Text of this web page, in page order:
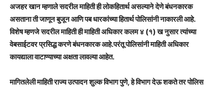
अजहर खान म्हणाले सदरील माहिती ही लोकहितार्थ असल्याने देणे बंधनकारक
असताना ती जाणून बुजून आणि पब धारकांच्या हितार्थ पोलिसांनी नाकारली आहे.
विशेष म्हणजे सदरील माहिती ही माहिती अधिकार कलम ४ (१) ख नुसार त्यांच्या
वेबसाईटवर प्रसिद्ध करणे बंधनकारक आहे.परंतू पोलिसांनी माहिती अधिकार
कायद्याला वाटाण्याच्या अक्षता लावल्या आहेत.
मागितलेली माहिती राज्य उत्पादन शुल्क विभाग पुणे, हे विभाग देऊ शकते तर पोलिस